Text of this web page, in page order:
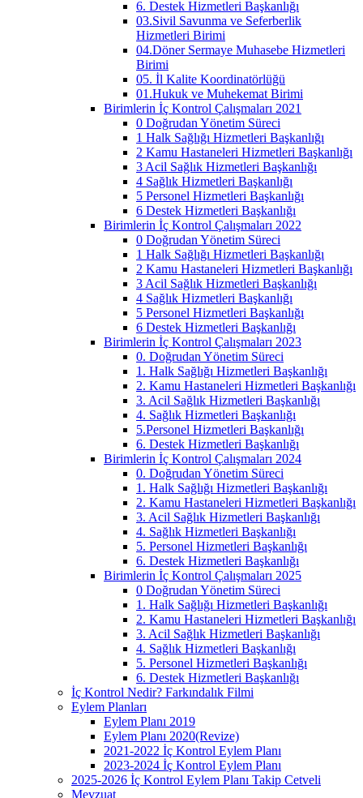
6. Destek Hizmetleri Başkanlığı
03.Sivil Savunma ve Seferberlik
Hizmetleri Birimi
04.Döner Sermaye Muhasebe Hizmetleri
Birimi
05. İl Kalite Koordinatörlüğü
01.Hukuk ve Muhekemat Birimi
Birimlerin İç Kontrol Çalışmaları 2021
0 Doğrudan Yönetim Süreci
1 Halk Sağlığı Hizmetleri Başkanlığı
2 Kamu Hastaneleri Hizmetleri Başkanlığı
3 Acil Sağlık Hizmetleri Başkanlığı
4 Sağlık Hizmetleri Başkanlığı
5 Personel Hizmetleri Başkanlığı
6 Destek Hizmetleri Başkanlığı
Birimlerin İç Kontrol Çalışmaları 2022
0 Doğrudan Yönetim Süreci
1 Halk Sağlığı Hizmetleri Başkanlığı
2 Kamu Hastaneleri Hizmetleri Başkanlığı
3 Acil Sağlık Hizmetleri Başkanlığı
4 Sağlık Hizmetleri Başkanlığı
5 Personel Hizmetleri Başkanlığı
6 Destek Hizmetleri Başkanlığı
Birimlerin İç Kontrol Çalışmaları 2023
0. Doğrudan Yönetim Süreci
1. Halk Sağlığı Hizmetleri Başkanlığı
2. Kamu Hastaneleri Hizmetleri Başkanlığı
3. Acil Sağlık Hizmetleri Başkanlığı
4. Sağlık Hizmetleri Başkanlığı
5.Personel Hizmetleri Başkanlığı
6. Destek Hizmetleri Başkanlığı
Birimlerin İç Kontrol Çalışmaları 2024
0. Doğrudan Yönetim Süreci
1. Halk Sağlığı Hizmetleri Başkanlığı
2. Kamu Hastaneleri Hizmetleri Başkanlığı
3. Acil Sağlık Hizmetleri Başkanlığı
4. Sağlık Hizmetleri Başkanlığı
5. Personel Hizmetleri Başkanlığı
6. Destek Hizmetleri Başkanlığı
Birimlerin İç Kontrol Çalışmaları 2025
0 Doğrudan Yönetim Süreci
1. Halk Sağlığı Hizmetleri Başkanlığı
2. Kamu Hastaneleri Hizmetleri Başkanlığı
3. Acil Sağlık Hizmetleri Başkanlığı
4. Sağlık Hizmetleri Başkanlığı
5. Personel Hizmetleri Başkanlığı
6. Destek Hizmetleri Başkanlığı
İç Kontrol Nedir? Farkındalık Filmi
Eylem Planları
Eylem Planı 2019
Eylem Planı 2020(Revize)
2021-2022 İç Kontrol Eylem Planı
2023-2024 İç Kontrol Eylem Planı
2025-2026 İç Kontrol Eylem Planı Takip Cetveli
Mevzuat